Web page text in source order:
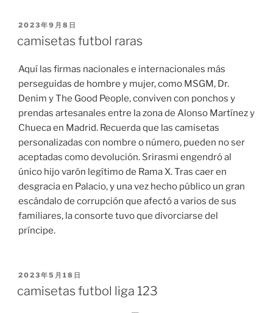
PUBLICADO
2023年9月8日
camisetas futbol raras
Aquí las firmas nacionales e internacionales más
perseguidas de hombre y mujer, como MSGM, Dr.
Denim y The Good People, conviven con ponchos y
prendas artesanales entre la zona de Alonso Martínez y
Chueca en Madrid. Recuerda que las camisetas
personalizadas con nombre o número, pueden no ser
aceptadas como devolución. Srirasmi engendró al
único hijo varón legítimo de Rama X. Tras caer en
desgracia en Palacio, y una vez hecho público un gran
escándalo de corrupción que afectó a varios de sus
familiares, la consorte tuvo que divorciarse del
príncipe.
PUBLICADO
2023年5月18日
camisetas futbol liga 123